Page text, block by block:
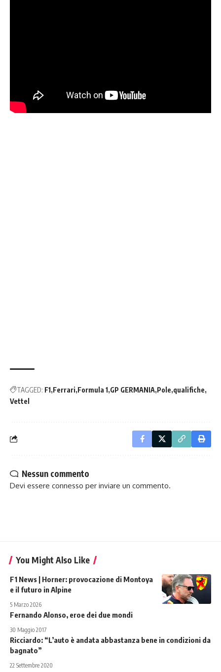
TAGGED: F1 Ferrari Formula 1 GP GERMANIA Pole qualifiche
Vettel
Nessun commento
Devi essere connesso per inviare un commento.
You Might Also Like
F1 News | Horner: provocazione di Montoya
e il futuro in Alpine
5 Marzo 2026
Fernando Alonso, eroe dei due mondi
30 Maggio 2017
Ricciardo: “L’auto è andata abbastanza bene in condizioni da
bagnato”
22 Settembre 2020